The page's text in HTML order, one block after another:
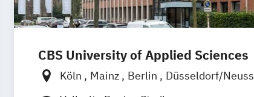
CBS University of Applied Sciences
Köln Mainz Berlin Düsseldorf/Neuss
Hamburg
Rheine Rostock